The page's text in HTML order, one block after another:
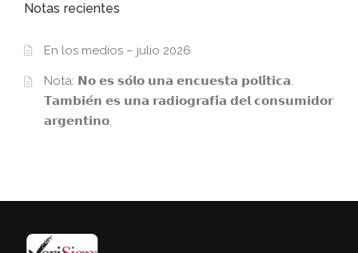
Notas recientes
En los medios – julio 2026
Nota: 𝗡𝗼 𝗲𝘀 𝘀𝗼́𝗹𝗼 𝘂𝗻𝗮 𝗲𝗻𝗰𝘂𝗲𝘀𝘁𝗮 𝗽𝗼𝗹𝗶́𝘁𝗶𝗰𝗮.
𝗧𝗮𝗺𝗯𝗶𝗲́𝗻 𝗲𝘀 𝘂𝗻𝗮 𝗿𝗮𝗱𝗶𝗼𝗴𝗿𝗮𝗳𝗶́𝗮 𝗱𝗲𝗹 𝗰𝗼𝗻𝘀𝘂𝗺𝗶𝗱𝗼𝗿
𝗮𝗿𝗴𝗲𝗻𝘁𝗶𝗻𝗼.